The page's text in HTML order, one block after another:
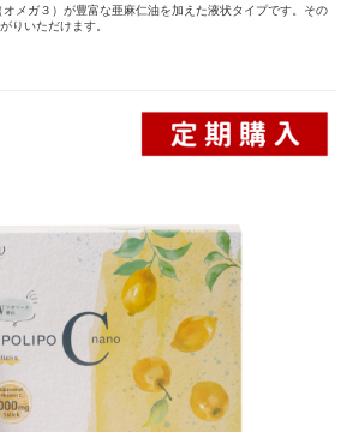
メガ３）が豊富な亜麻仁油を加えた液状タイプです。その
りいただけます。